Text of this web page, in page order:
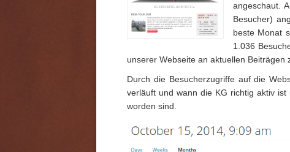
angeschaut.
Besucher)
beste Monat
1.036
unserer Webseite an aktuellen Beiträgen
Durch die Besucherzugriffe auf die
verläuft und wann die KG richtig aktiv
worden sind.